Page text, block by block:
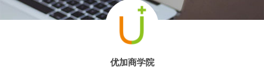
优加商学院